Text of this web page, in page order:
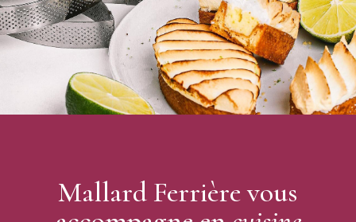
Mallard Ferrière vous